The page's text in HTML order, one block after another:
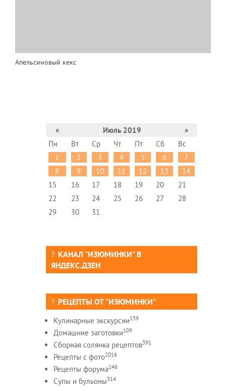
Апельсиновый кекс
« Июль 2019
»
Пн
Вт Ср Чт Пт Сб
Вс
1
2 3 4 5 6
7
8
9 10 11 12 13
14
15
16 17 18 19 20
21
22
23 24 25 26 27
28
29
30 31
КАНАЛ "ИЗЮМИНКИ" В
ЯНДЕКС.ДЗЕН
РЕЦЕПТЫ ОТ "ИЗЮМИНКИ"
Кулинарные экскурсии139
Домашние заготовки109
Сборная солянка рецептов391
Рецепты c фото2016
Рецепты форума146
Супы и бульоны314